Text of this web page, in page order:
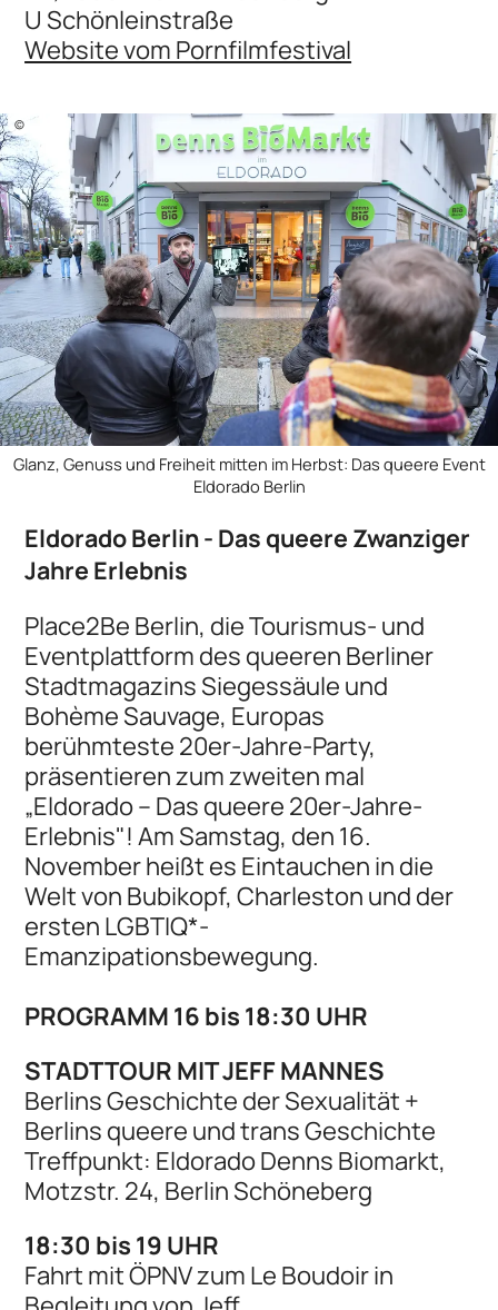
U Schönleinstraße
Website vom Pornfilmfestival
©
Glanz, Genuss und Freiheit mitten im Herbst: Das queere Event
Eldorado Berlin
Eldorado Berlin - Das queere Zwanziger
Jahre Erlebnis
Place2Be Berlin, die Tourismus- und
Eventplattform des queeren Berliner
Stadtmagazins Siegessäule und
Bohème Sauvage, Europas
berühmteste 20er-Jahre-Party,
präsentieren zum zweiten mal
„Eldorado – Das queere 20er-Jahre-
Erlebnis"! Am Samstag, den 16.
November heißt es Eintauchen in die
Welt von Bubikopf, Charleston und der
ersten LGBTIQ*-
Emanzipationsbewegung.
PROGRAMM 16 bis 18:30 UHR
STADTTOUR MIT JEFF MANNES
Berlins Geschichte der Sexualität +
Berlins queere und trans Geschichte
Treffpunkt: Eldorado Denns Biomarkt,
Motzstr. 24, Berlin Schöneberg
​18:30 bis 19 UHR
Fahrt mit ÖPNV zum Le Boudoir in